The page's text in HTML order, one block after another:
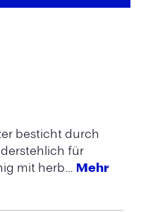
besticht durch
für
mit herb… Mehr